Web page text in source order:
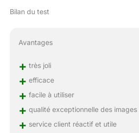
Bilan du test
Avantages
+ très joli
+ efficace
+ facile à utiliser
+ qualité exceptionnelle des
+ service client réactif et utile